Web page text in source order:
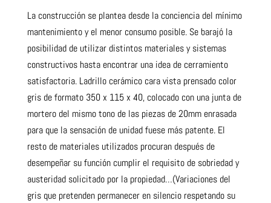
La construcción se plantea desde la conciencia del mínimo
mantenimiento y el menor consumo posible. Se barajó la
posibilidad de utilizar distintos materiales y sistemas
constructivos hasta encontrar una idea de cerramiento
satisfactoria. Ladrillo cerámico cara vista prensado color
gris de formato 350 x 115 x 40, colocado con una junta de
mortero del mismo tono de las piezas de 20mm enrasada
para que la sensación de unidad fuese más patente. El
resto de materiales utilizados procuran después de
desempeñar su función cumplir el requisito de sobriedad y
austeridad solicitado por la propiedad…(Variaciones del
gris que pretenden permanecer en silencio respetando su